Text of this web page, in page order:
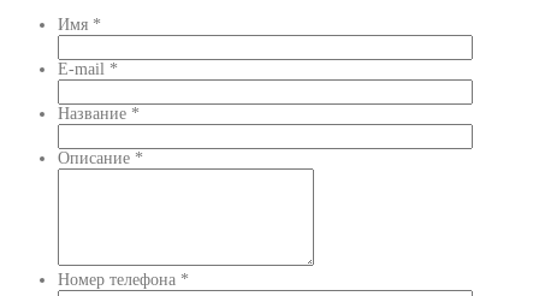
Имя *
E-mail *
Название *
Описание *
Номер телефона *